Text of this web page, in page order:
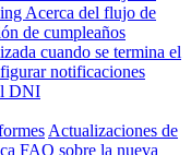
Acerca del flujo de
de cumpleaños
cuando se termina el
notificaciones
DNI
Actualizaciones de
FAQ sobre la nueva